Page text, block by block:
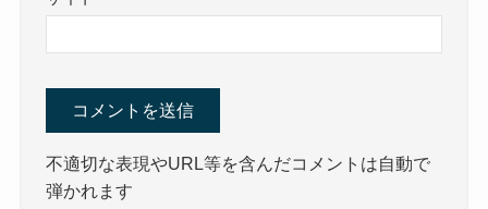
不適切な表現やURL等を含んだコメントは自動で
弾かれます